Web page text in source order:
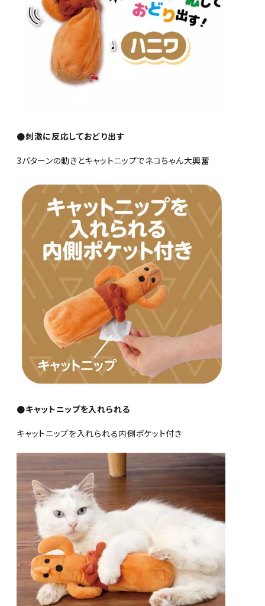
●刺激に反応しておどり出す
3パターンの動きとキャットニップでネコちゃん大興奮
●キャットニップを入れられる
キャットニップを入れられる内側ポケット付き